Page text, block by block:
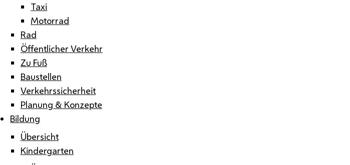
Taxi
Motorrad
Rad
Öffentlicher Verkehr
Zu Fuß
Baustellen
Verkehrssicherheit
Planung & Konzepte
Bildung
Übersicht
Kindergarten